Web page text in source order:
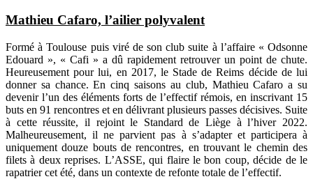
Mathieu Cafaro, l’ailier polyvalent
Formé à Toulouse puis viré de son club suite à l’affaire « Odsonne
Edouard », « Cafi » a dû rapidement retrouver un point de chute.
Heureusement pour lui, en 2017, le Stade de Reims décide de lui
donner sa chance. En cinq saisons au club, Mathieu Cafaro a su
devenir l’un des éléments forts de l’effectif rémois, en inscrivant 15
buts en 91 rencontres et en délivrant plusieurs passes décisives. Suite
à cette réussite, il rejoint le Standard de Liège à l’hiver 2022.
Malheureusement, il ne parvient pas à s’adapter et participera à
uniquement douze bouts de rencontres, en trouvant le chemin des
filets à deux reprises. L’ASSE, qui flaire le bon coup, décide de le
rapatrier cet été, dans un contexte de refonte totale de l’effectif.